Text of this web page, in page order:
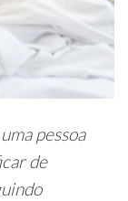
pessoa
de